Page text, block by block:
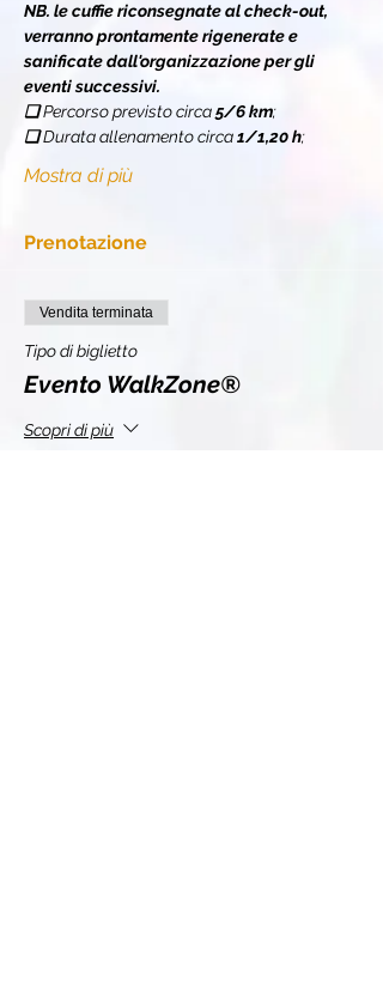
NB. le cuffie riconsegnate al check-out,
verranno prontamente rigenerate e
sanificate dall'organizzazione per gli
eventi successivi.
❏ Percorso previsto circa 5/6 km;
❏ Durata allenamento circa 1/1,20 h;
Mostra di più
Prenotazione
Vendita terminata
Tipo di biglietto
Evento WalkZone®
Scopri di più